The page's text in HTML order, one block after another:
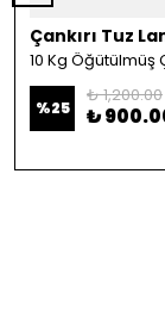
Çankırı Tuz
%25
₺ 1,200.00
₺